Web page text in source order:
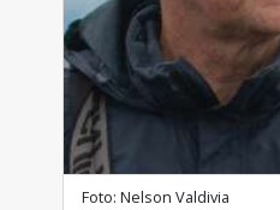
Foto: Nelson Valdivia